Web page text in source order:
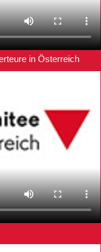
in Österreich